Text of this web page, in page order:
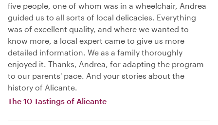
five people, one of whom was in a wheelchair, Andrea
guided us to all sorts of local delicacies. Everything
was of excellent quality, and where we wanted to
know more, a local expert came to give us more
detailed information. We as a family thoroughly
enjoyed it. Thanks, Andrea, for adapting the program
to our parents' pace. And your stories about the
history of Alicante.
The 10 Tastings of Alicante